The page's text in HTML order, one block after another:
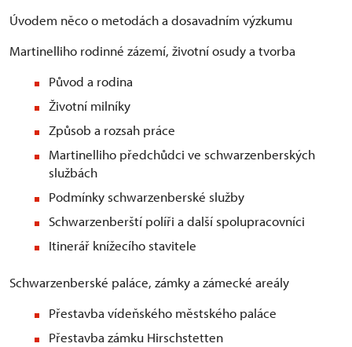
Úvodem něco o metodách a dosavadním výzkumu
Martinelliho rodinné zázemí, životní osudy a tvorba
Původ a rodina
Životní milníky
Způsob a rozsah práce
Martinelliho předchůdci ve schwarzenberských
službách
Podmínky schwarzenberské služby
Schwarzenberští políři a další spolupracovníci
Itinerář knížecího stavitele
Schwarzenberské paláce, zámky a zámecké areály
Přestavba vídeňského městského paláce
Přestavba zámku Hirschstetten